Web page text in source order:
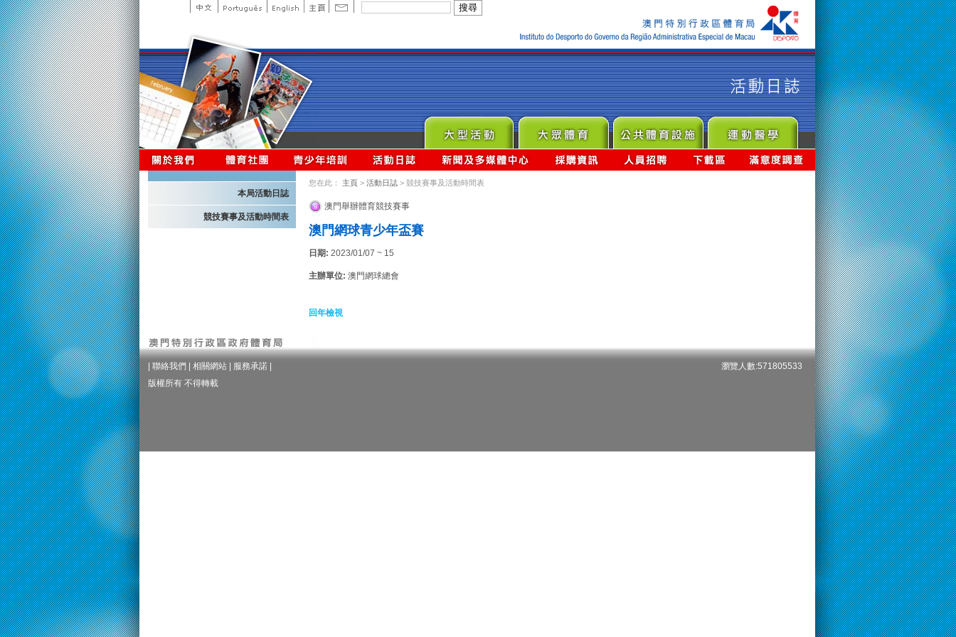
本局活動日誌
競技賽事及活動時間表
您在此： 主頁 > 活動日誌 > 競技賽事及活動時間表
澳門舉辦體育競技賽事
澳門網球青少年盃賽
日期: 2023/01/07 ~ 15
主辦單位: 澳門網球總會
回年檢視
聯絡我們 相關網站 服務承諾
版權所有 不得轉載
瀏覽人數:571805533